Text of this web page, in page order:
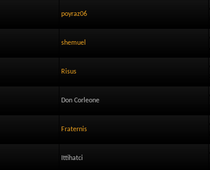
poyraz06
shemuel
Risus
Don Corleone
Fraternis
Ittihatci